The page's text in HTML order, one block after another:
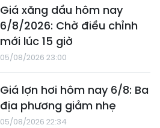
Giá xăng dầu hôm nay
6/8/2026: Chờ điều chỉnh
mới lúc 15 giờ
05/08/2026 23:00
Giá lợn hơi hôm nay 6/8: Ba
địa phương giảm nhẹ
05/08/2026 22:34